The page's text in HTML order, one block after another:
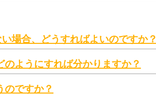
場合、どうすればよいのですか？
のようにすれば分かりますか？
のですか？